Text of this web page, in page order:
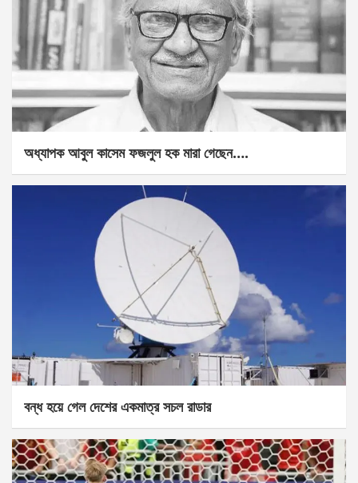
অধ্যাপক আবুল কাসেম ফজলুল হক মারা গেছেন….
বন্ধ হয়ে গেল দেশের একমাত্র সচল রাডার